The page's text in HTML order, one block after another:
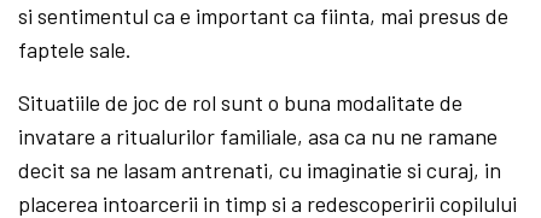
si sentimentul ca e important ca fiinta, mai presus de
faptele sale.
Situatiile de joc de rol sunt o buna modalitate de
invatare a ritualurilor familiale, asa ca nu ne ramane
decit sa ne lasam antrenati, cu imaginatie si curaj, in
placerea intoarcerii in timp si a redescoperirii copilului